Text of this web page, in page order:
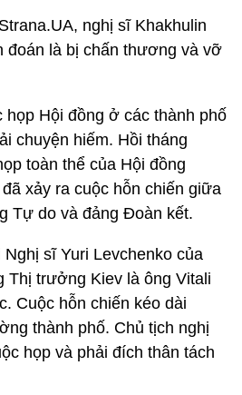
nghị sĩ Khakhulin
đoán là bị chấn thương và vỡ
họp Hội đồng ở các thành phố
chuyện hiếm. Hồi tháng
toàn thể của Hội đồng
xảy ra cuộc hỗn chiến giữa
Tự do và đảng Đoàn kết.
sĩ Yuri Levchenko của
Thị trưởng Kiev là ông Vitali
Cuộc hỗn chiến kéo dài
thành phố. Chủ tịch nghị
họp và phải đích thân tách